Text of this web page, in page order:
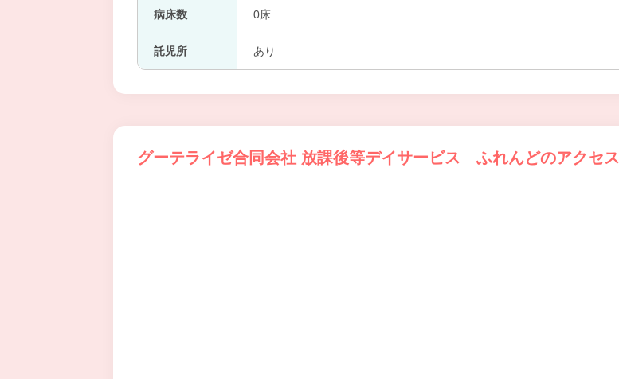
病床数 0床
託児所 あり
グーテライゼ合同会社 放課後等デイサービス ふれんどのアクセス